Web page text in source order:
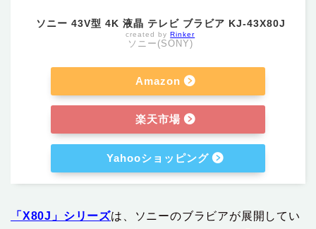
ソニー 43V型 4K 液晶 テレビ ブラビア KJ-43X80J
created byRinker
ソニー(SONY)
Amazon
楽天市場
Yahooショッピング
「X80J」シリーズは、ソニーのブラビアが展開してい